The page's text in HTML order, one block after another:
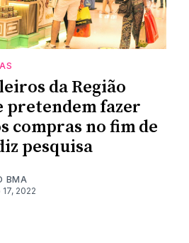
da Região
pretendem fazer
compras no fim de
pesquisa
BMA
2022